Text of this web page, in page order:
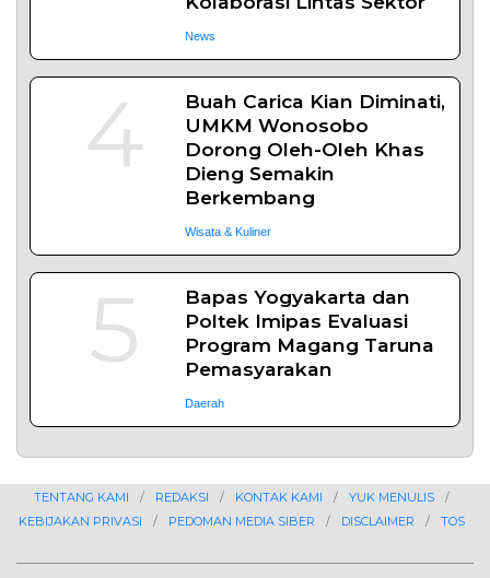
News
4
Buah Carica Kian Diminati,
UMKM Wonosobo
Dorong Oleh-Oleh Khas
Dieng Semakin
Berkembang
Wisata & Kuliner
5
Bapas Yogyakarta dan
Poltek Imipas Evaluasi
Program Magang Taruna
Pemasyarakan
Daerah
TENTANG KAMI REDAKSI KONTAK KAMI
YUK MENULIS
KEBIJAKAN PRIVASI
PEDOMAN MEDIA SIBER DISCLAIMER TOS